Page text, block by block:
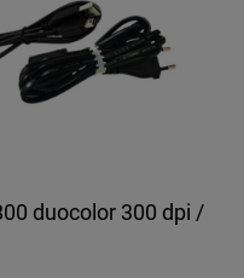
duocolor 300 dpi /